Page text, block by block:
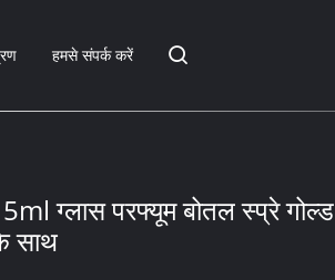
हमसे संपर्क करें
ग्लास परफ्यूम बोतल स्प्रे गोल्ड
साथ